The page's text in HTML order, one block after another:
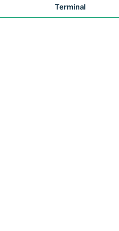
Terminal